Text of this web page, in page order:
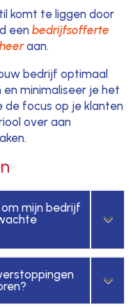
komt te liggen door
een bedrijfsofferte
aan.
bedrijf optimaal
minimaliseer je het
de focus op je klanten
over aan
om mijn bedrijf